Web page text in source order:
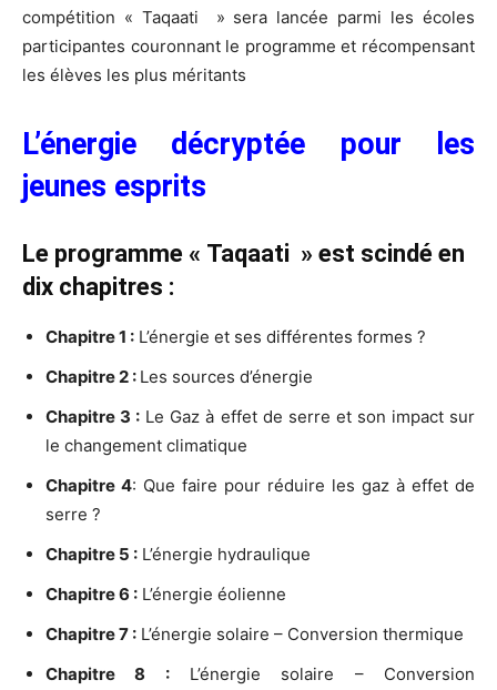
compétition « Taqaati » sera lancée parmi les écoles
participantes couronnant le programme et récompensant
les élèves les plus méritants
L’énergie décryptée pour les
jeunes esprits
Le programme « Taqaati » est scindé en
dix chapitres :
Chapitre 1 : L’énergie et ses différentes formes ?
Chapitre 2 : Les sources d’énergie
Chapitre 3 : Le Gaz à effet de serre et son impact sur
le changement climatique
Chapitre 4: Que faire pour réduire les gaz à effet de
serre ?
Chapitre 5 : L’énergie hydraulique
Chapitre 6 : L’énergie éolienne
Chapitre 7 : L’énergie solaire – Conversion thermique
Chapitre 8 :L’énergie solaire – Conversion